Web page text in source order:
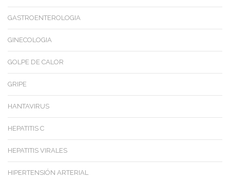
GASTROENTEROLOGIA
GINECOLOGIA
GOLPE DE CALOR
GRIPE
HANTAVIRUS
HEPATITIS C
HEPATITIS VIRALES
HIPERTENSIÓN ARTERIAL